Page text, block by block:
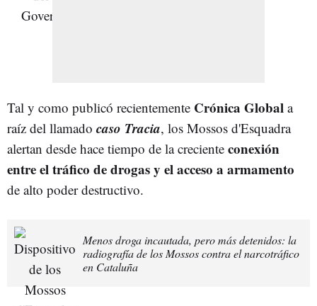
Tal y como publicó recientemente Crónica Global a
raíz del llamado caso Tracia, los Mossos d'Esquadra
alertan desde hace tiempo de la creciente conexión
entre el tráfico de drogas y el acceso a armamento
de alto poder destructivo.
Menos droga incautada, pero más detenidos: la
radiografía de los Mossos contra el narcotráfico
en Cataluña